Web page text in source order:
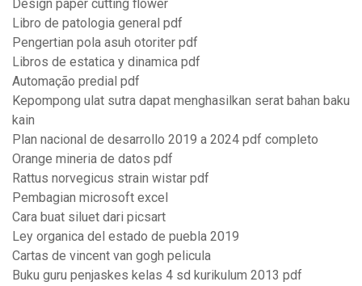
Design paper cutting flower
Libro de patologia general pdf
Pengertian pola asuh otoriter pdf
Libros de estatica y dinamica pdf
Automação predial pdf
Kepompong ulat sutra dapat menghasilkan serat bahan baku
kain
Plan nacional de desarrollo 2019 a 2024 pdf completo
Orange mineria de datos pdf
Rattus norvegicus strain wistar pdf
Pembagian microsoft excel
Cara buat siluet dari picsart
Ley organica del estado de puebla 2019
Cartas de vincent van gogh pelicula
Buku guru penjaskes kelas 4 sd kurikulum 2013 pdf